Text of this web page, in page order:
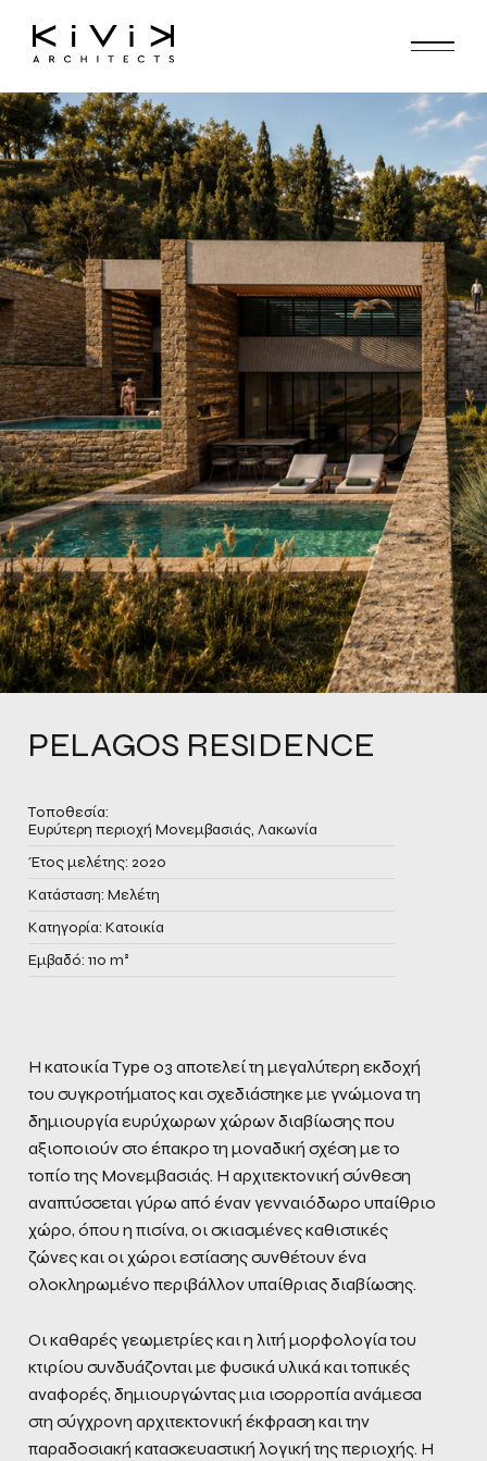
PELAGOS RESIDENCE
Τοποθεσία:
Ευρύτερη περιοχή Μονεμβασιάς, Λακωνία
Έτος μελέτης: 2020
Κατάσταση: Μελέτη
Κατηγορία: Κατοικία
Εμβαδό: 110 m²
Η κατοικία Type 03 αποτελεί τη μεγαλύτερη εκδοχή
του συγκροτήματος και σχεδιάστηκε με γνώμονα τη
δημιουργία ευρύχωρων χώρων διαβίωσης που
αξιοποιούν στο έπακρο τη μοναδική σχέση με το
τοπίο της Μονεμβασιάς. Η αρχιτεκτονική σύνθεση
αναπτύσσεται γύρω από έναν γενναιόδωρο υπαίθριο
χώρο, όπου η πισίνα, οι σκιασμένες καθιστικές
ζώνες και οι χώροι εστίασης συνθέτουν ένα
ολοκληρωμένο περιβάλλον υπαίθριας διαβίωσης.
Οι καθαρές γεωμετρίες και η λιτή μορφολογία του
κτιρίου συνδυάζονται με φυσικά υλικά και τοπικές
αναφορές, δημιουργώντας μια ισορροπία ανάμεσα
στη σύγχρονη αρχιτεκτονική έκφραση και την
παραδοσιακή κατασκευαστική λογική της περιοχής. Η